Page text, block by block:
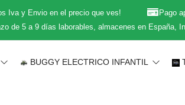
Iva y Envio en el precio que ves!
Pago
de 5 a 9 días laborables, almacenes en España,
BUGGY ELECTRICO INFANTIL